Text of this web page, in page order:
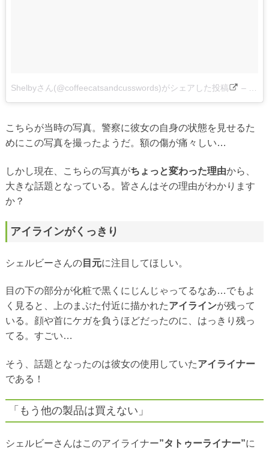
Shelbyさん(@coffeecatsandcusswords)がシェアした投稿 –
こちらが当時の写真。警察に彼女の自身の状態を見せるた
めにこの写真を撮ったようだ。額の傷が痛々しい…
しかし現在、こちらの写真がちょっと変わった理由から、
大きな話題となっている。皆さんはその理由がわかります
か？
アイラインがくっきり
シェルビーさんの目元に注目してほしい。
目の下の部分が化粧で黒くにじんじゃってるなあ…でもよ
く見ると、上のまぶた付近に描かれたアイラインが残って
いる。顔や首にケガを負うほどだったのに、はっきり残っ
てる。すごい…
そう、話題となったのは彼女の使用していたアイライナー
である！
「もう他の製品は買えない」
シェルビーさんはこのアイライナー”タトゥーライナー”に